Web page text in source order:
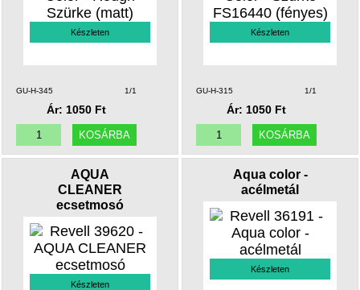
Készleten
GU-H-345 1/1
Ár: 1050 Ft
Készleten
GU-H-315 1/1
Ár: 1050 Ft
AQUA
CLEANER
ecsetmosó
Készleten
Aqua color -
acélmetál
Készleten